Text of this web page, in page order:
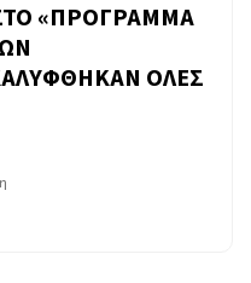
«ΠΡΟΓΡΑΜΜΑ
ΟΛΕΣ